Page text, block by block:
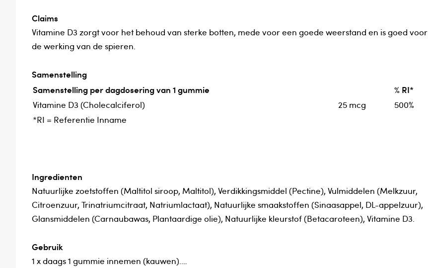
Claims
Vitamine D3 zorgt voor het behoud van sterke botten, mede voor een goede weerstand en is goed voor
de werking van de spieren.
Samenstelling
Samenstelling per dagdosering van 1 gummie
% RI*
Vitamine D3 (Cholecalciferol) 25 mcg
500%
*RI = Referentie Inname
Ingredienten
Natuurlijke zoetstoffen (Maltitol siroop, Maltitol), Verdikkingsmiddel (Pectine), Vulmiddelen (Melkzuur,
Citroenzuur, Trinatriumcitraat, Natriumlactaat), Natuurlijke smaakstoffen (Sinaasappel, DL-appelzuur),
Glansmiddelen (Carnaubawas, Plantaardige olie), Natuurlijke kleurstof (Betacaroteen), Vitamine D3.
Gebruik
1 x daags 1 gummie innemen (kauwen).